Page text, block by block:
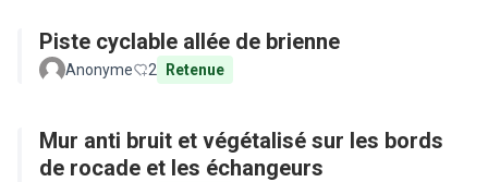
Piste cyclable allée de brienne
Anonyme 2 Retenue
Mur anti bruit et végétalisé sur les bords
de rocade et les échangeurs